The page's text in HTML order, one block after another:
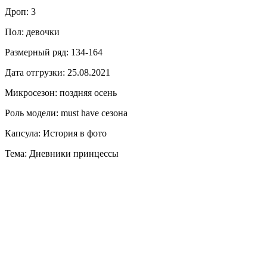
Дроп: 3
Пол: девочки
Размерный ряд: 134-164
Дата отгрузки: 25.08.2021
Микросезон: поздняя осень
Роль модели: must have сезона
Капсула: История в фото
Тема: Дневники принцессы